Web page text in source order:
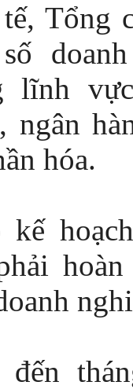
Tổng
lĩnh
ngân
hóa.
kế
đến